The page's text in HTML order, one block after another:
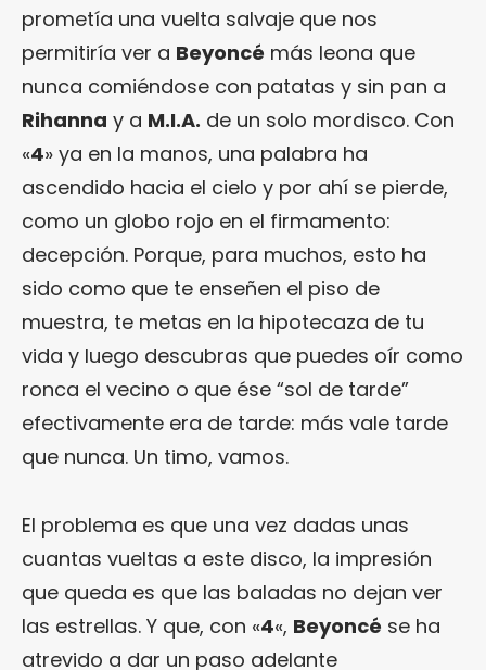
prometía una vuelta salvaje que nos
permitiría ver a Beyoncé más leona que
nunca comiéndose con patatas y sin pan a
Rihanna y a M.I.A. de un solo mordisco. Con
«4» ya en la manos, una palabra ha
ascendido hacia el cielo y por ahí se pierde,
como un globo rojo en el firmamento:
decepción. Porque, para muchos, esto ha
sido como que te enseñen el piso de
muestra, te metas en la hipotecaza de tu
vida y luego descubras que puedes oír como
ronca el vecino o que ése “sol de tarde”
efectivamente era de tarde: más vale tarde
que nunca. Un timo, vamos.
El problema es que una vez dadas unas
cuantas vueltas a este disco, la impresión
que queda es que las baladas no dejan ver
las estrellas. Y que, con «4«, Beyoncé se ha
atrevido a dar un paso adelante